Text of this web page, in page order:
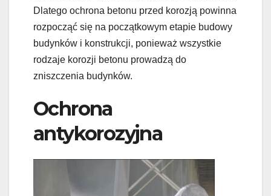
Dlatego ochrona betonu przed korozją powinna
rozpocząć się na początkowym etapie budowy
budynków i konstrukcji, ponieważ wszystkie
rodzaje korozji betonu prowadzą do
zniszczenia budynków.
Ochrona
antykorozyjna